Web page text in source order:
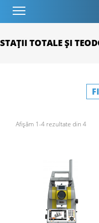
STAȚII TOTALE ȘI
Afișăm 1-4 rezultate din 4